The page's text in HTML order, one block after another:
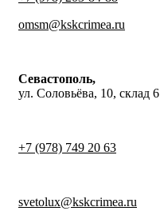
omsm@kskcrimea.ru
Севастополь,
ул. Соловьёва, 10, склад 6
+7 (978) 749 20 63
svetolux@kskcrimea.ru